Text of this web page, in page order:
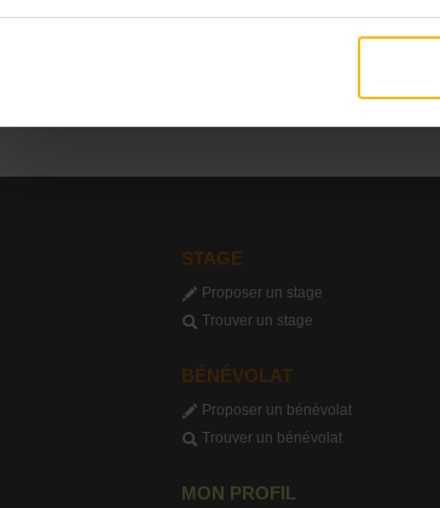
STAGE
Proposer un stage
Trouver un stage
BÉNÉVOLAT
Proposer un bénévolat
Trouver un bénévolat
MON PROFIL